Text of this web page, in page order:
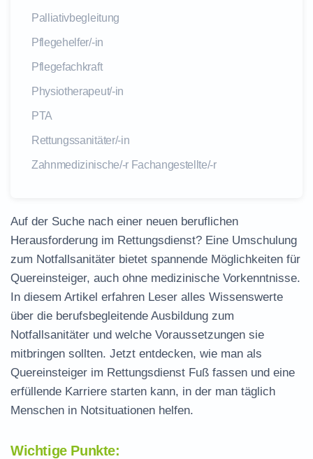
Palliativbegleitung
Pflegehelfer/-in
Pflegefachkraft
Physiotherapeut/-in
PTA
Rettungssanitäter/-in
Zahnmedizinische/-r Fachangestellte/-r
Auf der Suche nach einer neuen beruflichen
Herausforderung im Rettungsdienst? Eine Umschulung
zum Notfallsanitäter bietet spannende Möglichkeiten für
Quereinsteiger, auch ohne medizinische Vorkenntnisse.
In diesem Artikel erfahren Leser alles Wissenswerte
über die berufsbegleitende Ausbildung zum
Notfallsanitäter und welche Voraussetzungen sie
mitbringen sollten. Jetzt entdecken, wie man als
Quereinsteiger im Rettungsdienst Fuß fassen und eine
erfüllende Karriere starten kann, in der man täglich
Menschen in Notsituationen helfen.
Wichtige Punkte: